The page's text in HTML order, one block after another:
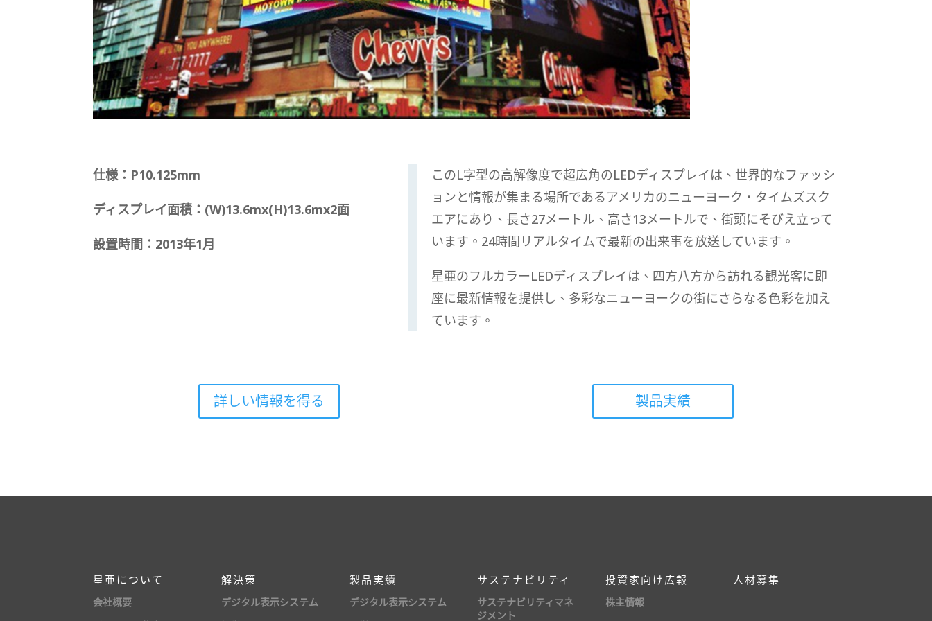
仕様：P10.125mm
ディスプレイ面積：(W)13.6mx(H)13.6mx2面
設置時間：2013年1月
このL字型の高解像度で超広角のLEDディスプレイは、世界的なファッシ
ョンと情報が集まる場所であるアメリカのニューヨーク・タイムズスク
エアにあり、長さ27メートル、高さ13メートルで、街頭にそびえ立って
います。24時間リアルタイムで最新の出来事を放送しています。
星亜のフルカラーLEDディスプレイは、四方八方から訪れる観光客に即
座に最新情報を提供し、多彩なニューヨークの街にさらなる色彩を加え
ています。
詳しい情報を得る 製品実績
星亜について
会社概要
解決策
デジタル表示システム
製品実績
デジタル表示システム
サステナビリティ
サステナビリティマネ
ジメント
投資家向け広報
株主情報
人材募集